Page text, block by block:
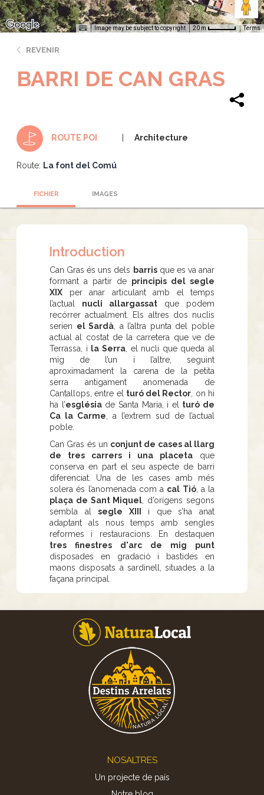
Image may be subject to copyright 20 m Terms
REVENIR
BARRI DE CAN GRAS
ROUTE POI Architecture
Route: La font del Comú
FICHIER IMAGES
Introduction
Can Gras és uns dels barrisque es va anar
formant a partir de principis del segle
XIX per anar articulant amb el temps
l’actual nucli allargassat que podem
recórrer actualment. Els altres dos nuclis
serien el Sardà , a l’altra punta del poble
actual al costat de la carretera que ve de
Terrassa, i la Serra, el nucli que queda al
mig de l’un i l’altre, seguint
aproximadament la carena de la petita
serra antigament anomenada de
Cantallops, entre el turó del Rector , on hi
ha l’esglésiade Santa Maria, i el turó de
Ca la Carme , a l’extrem sud de l’actual
poble.
Can Gras és un conjunt de cases al llarg
de tres carrers i una placeta que
conserva en part el seu aspecte de barri
diferenciat. Una de les cases amb més
solera és l’anomenada com a cal Tió, a la
plaça de Sant Miquel , d’orígens segons
sembla alsegle XIII
i que s’ha anat
adaptant als nous temps amb sengles
reformes i restauracions. En destaquen
tres finestres d'arc de mig punt
disposades en gradació i bastides en
maons disposats a sardinell, situades a la
façana principal.
NOSALTRES
Un projecte de país